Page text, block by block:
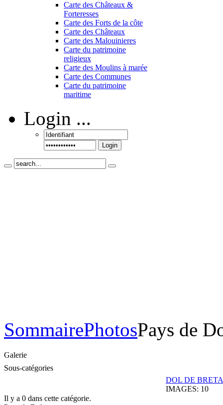
Carte des Châteaux &
Forteresses
Carte des Forts de la côte
Carte des Châteaux
Carte des Malouinieres
Carte du patrimoine
religieux
Carte des Moulins à marée
Carte des Communes
Carte du patrimoine
maritime
Login ...
Login
SommairePhotosPays de
Galerie
Sous-catégories
DOL DE
IMAGES: 10
Il y a 0 dans cette catégorie.